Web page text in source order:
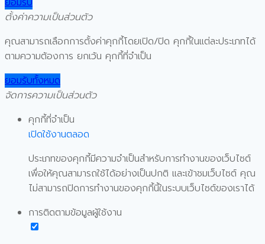
ตั้งค่าความเป็นส่วนตัว
คุณสามารถเลือกการตั้งค่าคุกกี้โดยเปิด/ปิด คุกกี้ในแต่ละประเภทได้
ตามความต้องการ ยกเว้น คุกกี้ที่จำเป็น
ยอมรับทั้งหมด
จัดการความเป็นส่วนตัว
คุกกี้ที่จำเป็น
เปิดใช้งานตลอด
ประเภทของคุกกี้มีความจำเป็นสำหรับการทำงานของเว็บไซต์
เพื่อให้คุณสามารถใช้ได้อย่างเป็นปกติ และเข้าชมเว็บไซต์ คุณ
ไม่สามารถปิดการทำงานของคุกกี้นี้ในระบบเว็บไซต์ของเราได้
การติดตามข้อมูลผู้ใช้งาน